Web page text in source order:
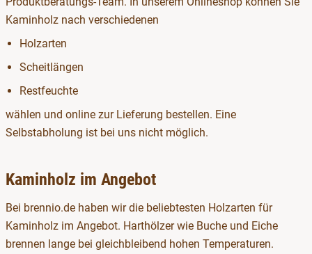
Kaminholz nach verschiedenen
Holzarten
Scheitlängen
Restfeuchte
wählen und online zur Lieferung bestellen. Eine
Selbstabholung ist bei uns nicht möglich.
Kaminholz im Angebot
Bei brennio.de haben wir die beliebtesten Holzarten für
Kaminholz im Angebot. Harthölzer wie Buche und Eiche
brennen lange bei gleichbleibend hohen Temperaturen.